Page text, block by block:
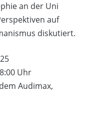
an der Uni
auf
diskutiert.
Uhr
Audimax,